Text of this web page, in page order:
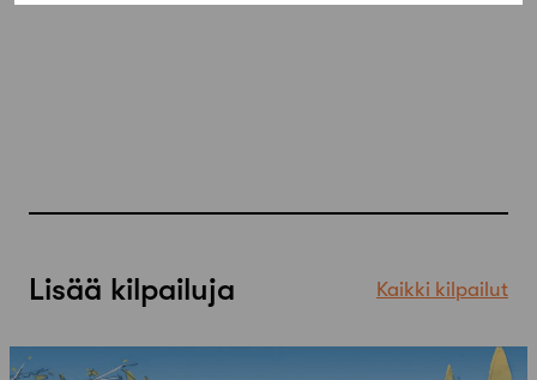
Lisää kilpailuja Kaikki kilpailut